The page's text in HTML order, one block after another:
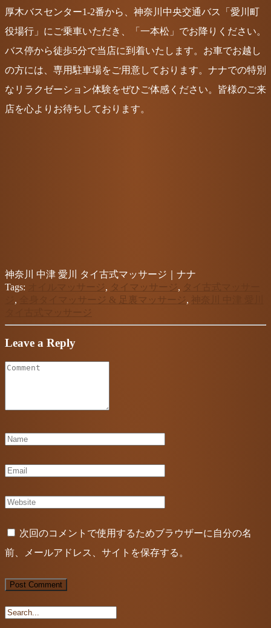
厚木バスセンター1-2番から、神奈川中央交通バス「愛川町
役場行」にご乗車いただき、「一本松」でお降りください。
バス停から徒歩5分で当店に到着いたします。お車でお越し
の方には、専用駐車場をご用意しております。ナナでの特別
なリラクゼーション体験をぜひご体感ください。皆様のご来
店を心よりお待ちしております。
神奈川 中津 愛川 タイ古式マッサージ｜ナナ
Tags:
オイルマッサージ, タイマッサージ,
タイ古式マッサー
, 全身タイマッサージ & 足裏マッサージ, 神奈川 中津 愛川
タイ古式マッサージ
Leave a Reply
次回のコメントで使用するためブラウザーに自分の名
前、メールアドレス、サイトを保存する。